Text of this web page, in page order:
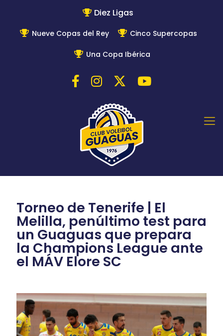
Diez Ligas
Nueve Copas del Rey Cinco Supercopas
Una Copa Ibérica
Torneo de Tenerife | El
Melilla, penúltimo test para
un Guaguas que prepara
la Champions League ante
el MÁV Elore SC